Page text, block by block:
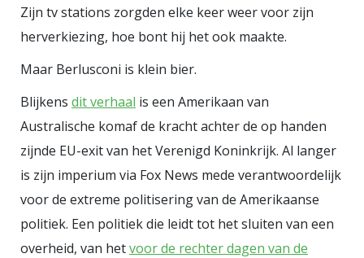
Zijn tv stations zorgden elke keer weer voor zijn
herverkiezing, hoe bont hij het ook maakte.
Maar Berlusconi is klein bier.
Blijkens dit verhaal is een Amerikaan van
Australische komaf de kracht achter de op handen
zijnde EU-exit van het Verenigd Koninkrijk. Al langer
is zijn imperium via Fox News mede verantwoordelijk
voor de extreme politisering van de Amerikaanse
politiek. Een politiek die leidt tot het sluiten van een
overheid, van hetvoor de rechter dagen van de